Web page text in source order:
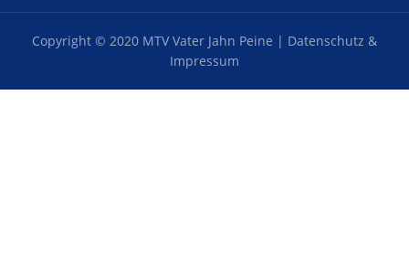
Copyright © 2020 MTV Vater Jahn Peine | Datenschutz &
Impressum